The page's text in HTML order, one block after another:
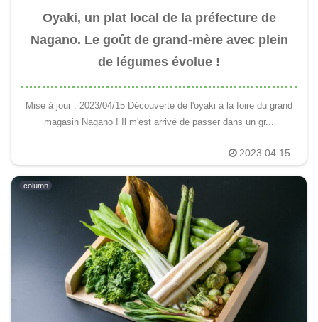
Oyaki, un plat local de la préfecture de
Nagano. Le goût de grand-mère avec plein
de légumes évolue !
Mise à jour : 2023/04/15 Découverte de l'oyaki à la foire du grand
magasin Nagano ! Il m'est arrivé de passer dans un gr...
2023.04.15
column